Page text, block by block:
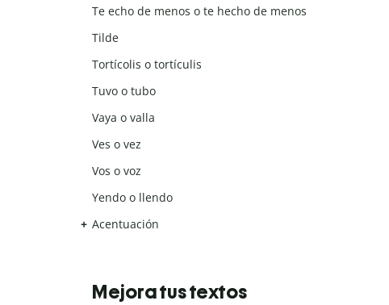
Te echo de menos o te hecho de menos
Tilde
Tortícolis o tortículis
Tuvo o tubo
Vaya o valla
Ves o vez
Vos o voz
Yendo o llendo
Acentuación
Mejora tus textos